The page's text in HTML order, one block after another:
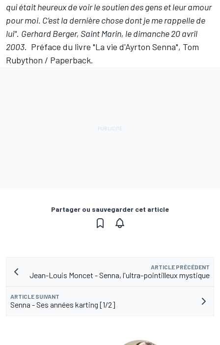
qui était heureux de voir le soutien des gens et leur amour
pour moi. C’est la dernière chose dont je me rappelle de
lui". Gerhard Berger, Saint Marin, le dimanche 20 avril
2003. Préface du livre "La vie d'Ayrton Senna", Tom
Rubython / Paperback.
Partager ou sauvegarder cet article
ARTICLE PRÉCÉDENT
Jean-Louis Moncet - Senna, l'ultra-pointilleux mystique
ARTICLE SUIVANT
Senna - Ses années karting [1/2]